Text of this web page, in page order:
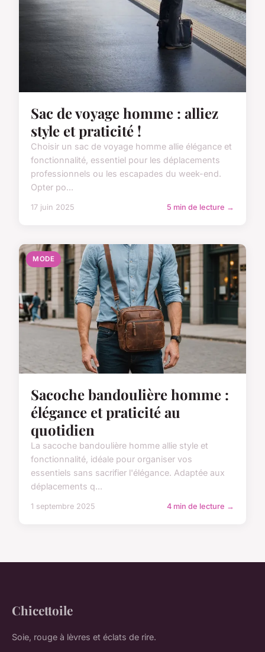
Sac de voyage homme : alliez
style et praticité !
Choisir un sac de voyage homme allie élégance et
fonctionnalité, essentiel pour les déplacements
professionnels ou les escapades du week-end.
Opter po...
17 juin 2025 5 min de lecture →
MODE
Sacoche bandoulière homme :
élégance et praticité au
quotidien
La sacoche bandoulière homme allie style et
fonctionnalité, idéale pour organiser vos
essentiels sans sacrifier l'élégance. Adaptée aux
déplacements q...
1 septembre 2025 4 min de lecture →
Chicettoile
Soie, rouge à lèvres et éclats de rire.